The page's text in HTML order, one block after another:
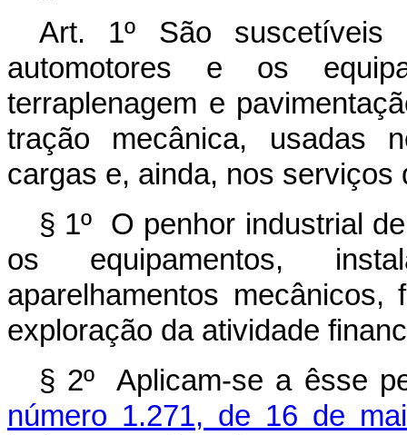
Art. 1º São suscetíveis
automotores e os
terraplenagem e
tração mecânica, usadas
cargas e, ainda, nos
§ 1º O penhor industrial
os equipamentos,
aparelhamentos
exploração da atividade
§ 2º Aplicam-se a êsse
número 1.271, de 16 de